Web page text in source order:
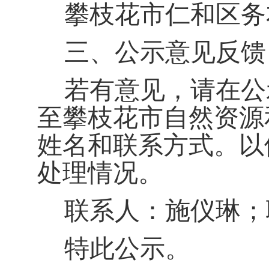
攀枝花市仁和区
三、公示意见反馈
若有意见，请在
至攀枝花市自然资
姓名和联系方式。
处理情况。
联系人：施仪琳
特此公示。